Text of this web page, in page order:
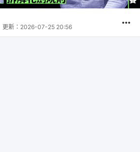
更新： 2026-07-25 20:56